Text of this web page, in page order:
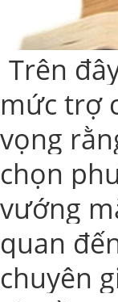
Trên
mức trợ
vọng
chọn
vướng
quan
chuyên